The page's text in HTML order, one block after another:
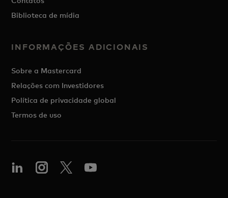
Biblioteca de mídia
INFORMAÇÕES ADICIONAIS
Sobre a Mastercard
Relações com Investidores
Política de privacidade global
Termos de uso